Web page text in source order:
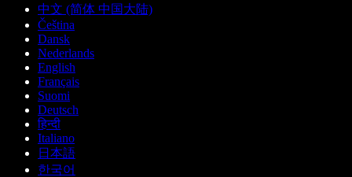
中文 (简体 中国大陆)
Čeština
Dansk
Nederlands
English
Français
Suomi
Deutsch
हिन्दी
Italiano
日本語
한국어